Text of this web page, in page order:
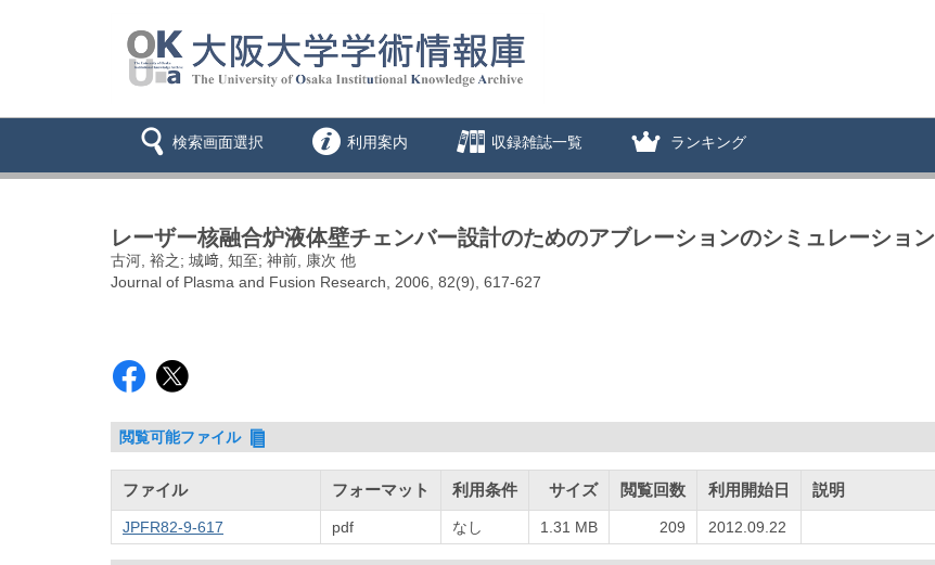
検索画面選択 利用案内 収録雑誌一覧 ランキング
レーザー核融合炉液体壁チェンバー設計のためのアブレーションのシミュレーション
古河, 裕之; 城﨑, 知至; 神前, 康次 他
Journal of Plasma and Fusion Research, 2006, 82(9), 617-627
閲覧可能ファイル
ファイル フォーマット 利用条件 サイズ 閲覧回数 利用開始日 説明
JPFR82-9-617 pdf なし 1.31 MB 209 2012.09.22